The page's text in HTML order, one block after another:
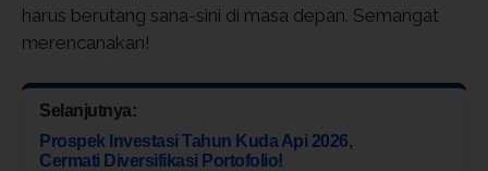
harus berutang sana-sini di masa depan. Semangat
merencanakan!
Selanjutnya:
Prospek Investasi Tahun Kuda Api 2026,
Cermati Diversifikasi Portofolio!